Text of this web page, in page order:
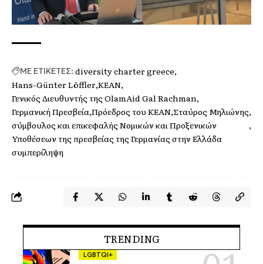
ΜΕ ΕΤΙΚΕΤΕΣ: diversity charter greece
Hans-Günter Löffler KEAN
Γενικός Διευθυντής της OlamAid Gal Rachman
Γερμανική Πρεσβεία Πρόεδρος του KEAN Σταύρος Μηλιώνης
σύμβουλος και επικεφαλής Νομικών και Προξενικών
Υποθέσεων της πρεσβείας της Γερμανίας στην Ελλάδα
συμπερίληψη
TRENDING
LGBTQI+